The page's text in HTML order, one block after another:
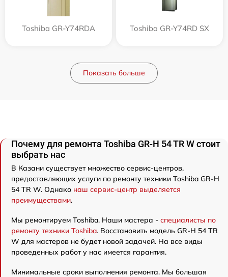
Toshiba GR-Y74RDA Toshiba GR-Y74RD SX
Показать больше
Почему для ремонта Toshiba GR-H 54 TR W стоит
выбрать нас
В Казани существует множество сервис-центров,
предоставляющих услуги по ремонту техники Toshiba GR-H
54 TR W. Однако наш сервис-центр выделяется
преимуществами.
Мы ремонтируем Toshiba. Наши мастера - специалисты по
ремонту техники Toshiba. Восстановить модель GR-H 54 TR
W для мастеров не будет новой задачей. На все виды
проведенных работ у нас имеется гарантия.
Минимальные сроки выполнения ремонта. Мы большая